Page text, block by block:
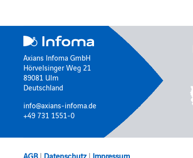
Axians Infoma GmbH
Hörvelsinger Weg 21
89081 Ulm
Deutschland
info@axians-infoma.de
+49 731 1551-0
AGB | Datenschutz | Impressum